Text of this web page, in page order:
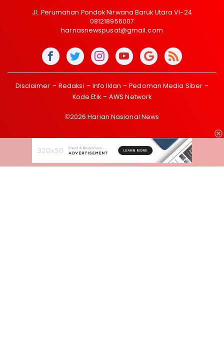
Jl. Perumahan Pondok Nirwana Baruk Utara VI-24
081218956007
harnasnewspusat@gmail.com
Disclaimer Redaksi Info Iklan
Pedoman Media Siber
Kode Etik
AWS Network
©2026 Harian Nasional News